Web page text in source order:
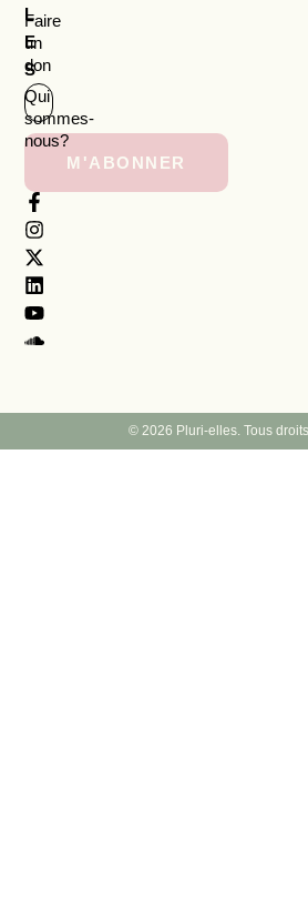
Faire
un
don
Qui
sommes-
nous?
L
E
S
M'ABONNER
© 2026 Pluri-elles. Tous